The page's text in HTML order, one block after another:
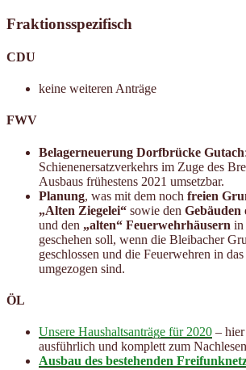
Fraktionsspezifisch
CDU
keine weiteren Anträge
FWV
Belagerneuerung Dorfbrücke Gutach
Schienenersatzverkehrs im Zuge des
Ausbaus frühestens 2021 umsetzbar.
Planung, was mit dem noch freien
„Alten Ziegelei“ sowie den Gebäuden
und den „alten“ Feuerwehrhäusern in
geschehen soll, wenn die Bleibacher
geschlossen und die Feuerwehren in
umgezogen sind.
ÖL
Unsere Haushaltsanträge für 2020 –
ausführlich und komplett zum Nachlesen
Ausbau des bestehenden